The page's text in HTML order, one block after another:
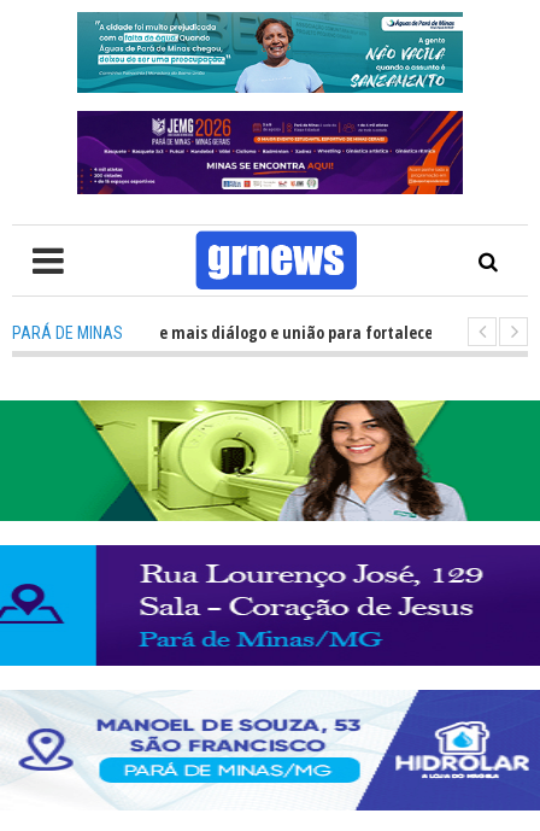
PARÁ DE MINAS
Política precisa de mais diálogo e união para fortalecer Minas e Pará de